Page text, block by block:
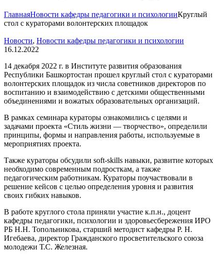
ГлавнаяНовости кафедры педагогики и психологииКруглый
стол с кураторами волонтерских площадок
Новости, Новости кафедры педагогики и психологии
16.12.2022
14 декабря 2022 г. в Институте развития образования
Республики Башкортостан прошел круглый стол с кураторами
волонтерских площадок из числа советников директоров по
воспитанию и взаимодействию с детскими общественными
объединениями и вожатых образовательных организаций.
В рамках семинара кураторы ознакомились с целями и
задачами проекта «Стиль жизни — творчество», определили
принципы, формы и направления работы, используемые в
мероприятиях проекта.
Также кураторы обсудили soft-skills навыки, развитие которых
необходимо современным подросткам, а также
педагогическим работникам. Кураторы поучаствовали в
решение кейсов с целью определения уровня и развития
своих гибких навыков.
В работе круглого стола приняли участие к.п.н., доцент
кафедры педагогики, психологии и здоровьесбережения ИРО
РБ Н.Н. Топольникова, старший методист кафедры Р. Н.
Игебаева, директор Гражданского просветительского союза
молодежи Т.С. Железная.